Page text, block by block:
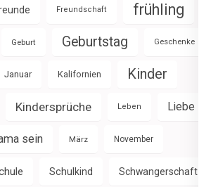
Freundschaft frühling
Geburt Geburtstag Geschenke
Januar Kalifornien Kinder
Kindersprüche Leben Liebe
sein März November
Schulkind Schwangerschaft